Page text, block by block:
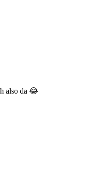
also da 😂